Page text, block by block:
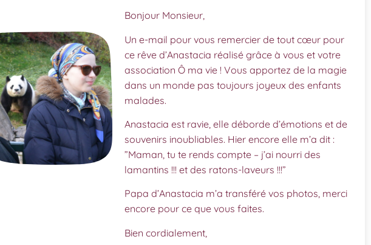
Bonjour Monsieur,
Un e-mail pour vous remercier de tout cœur pour
ce rêve d’Anastacia réalisé grâce à vous et votre
association Ô ma vie ! Vous apportez de la magie
dans un monde pas toujours joyeux des enfants
malades.
Anastacia est ravie, elle déborde d’émotions et de
souvenirs inoubliables. Hier encore elle m’a dit :
”Maman, tu te rends compte – j’ai nourri des
lamantins !!! et des ratons-laveurs !!!”
Papa d’Anastacia m’a transféré vos photos, merci
encore pour ce que vous faites.
Bien cordialement,